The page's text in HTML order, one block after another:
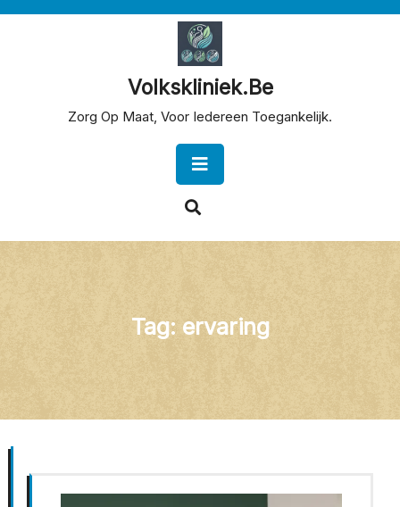
Volkskliniek.be
Zorg Op Maat, Voor Iedereen Toegankelijk.
Button
Tag: ervaring